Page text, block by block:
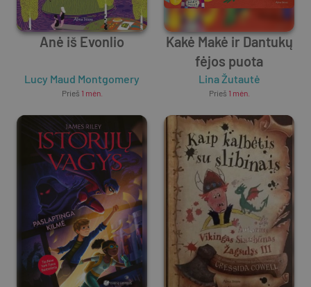
Anė iš Evonlio
Lucy Maud Montgomery
Prieš 1 mėn.
Kakė Makė ir Dantukų
fėjos puota
Lina Žutautė
Prieš 1 mėn.